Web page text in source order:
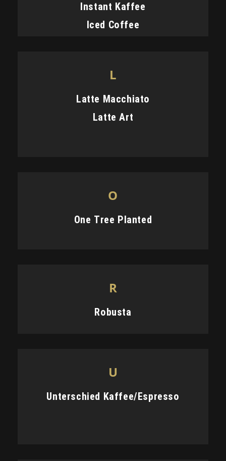
Instant Kaffee
Iced Coffee
L
Latte Macchiato
Latte Art
O
One Tree Planted
R
Robusta
U
Unterschied Kaffee/Espresso